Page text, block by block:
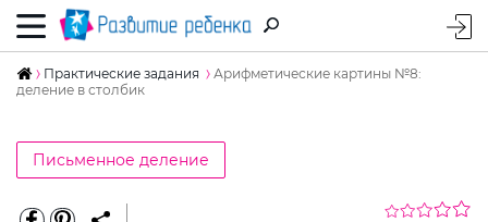
Практические задания
Арифметические картины №8:
деление в столбик
Письменное деление